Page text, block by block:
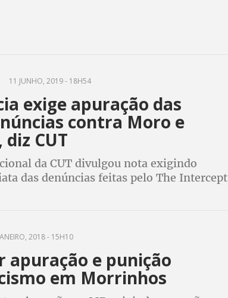
11 JUNHO, 2019 - 18H54
exige apuração das
contra Moro e
CUT
da CUT divulgou nota exigindo
das denúncias feitas pelo The Intercept
2018 - 15H10
apuração e punição
em Morrinhos